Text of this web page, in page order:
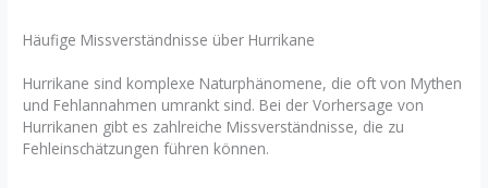
Häufige Missverständnisse über Hurrikane
Hurrikane sind komplexe Naturphänomene, die oft von Mythen
und Fehlannahmen umrankt sind. Bei der Vorhersage von
Hurrikanen gibt es zahlreiche Missverständnisse, die zu
Fehleinschätzungen führen können.